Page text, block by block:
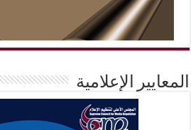
المعايير الإعلامية